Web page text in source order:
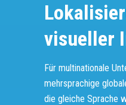
visueller
Für multinationale
mehrsprachige
die gleiche Sprache